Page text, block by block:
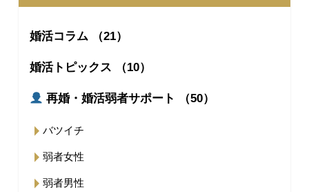
婚活コラム （21）
婚活トピックス （10）
再婚・婚活弱者サポート （50）
バツイチ
弱者女性
弱者男性